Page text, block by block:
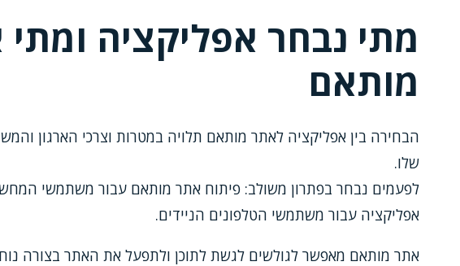
מתי נבחר אפליקציה
מותאם
הבחירה בין אפליקציה לאתר מותאם תלויה במטרות וצרכי הארגון
שלו.
לפעמים נבחר בפתרון משולב: פיתוח אתר מותאם עבור משתמשי
אפליקציה עבור משתמשי הטלפונים הניידים.
אתר מותאם מאפשר לגולשים לגשת לתוכן ולתפעל את האתר בצורה